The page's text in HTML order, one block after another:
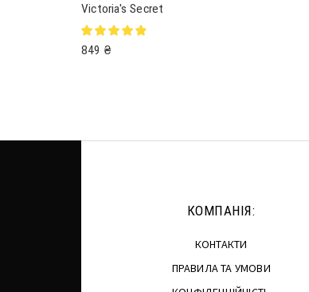
Victoria's Secret
849 ₴
КОМПАНІЯ:
КОНТАКТИ
ПРАВИЛА ТА УМОВИ